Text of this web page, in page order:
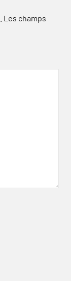
Les champs